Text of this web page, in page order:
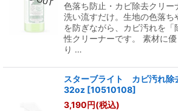
色落ち防止・カビ除去クリー
洗い流すだけ。生地の色落ち
を防ぎながら、カビ汚れを「
性クリーナーです。 素材に
り …
スターブライト カビ汚れ除
32oz [10510108]
3,190円(税込)